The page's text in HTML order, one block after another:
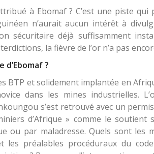
à Ebomaf ? C’est une piste qui
n’aurait aucun intérêt à
sécuritaire déjà suffisamment
la fièvre de l’or n’a pas
d’Ebomaf ?
BTP et solidement implantée en
dans les mines industrielles.
s’est retrouvé avec un
d’Afrique » comme le soutient
ou par maladresse. Quels sont les
les préalables procéduraux du